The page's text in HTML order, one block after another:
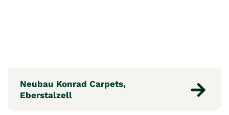
Neubau Konrad Carpets,
Eberstalzell